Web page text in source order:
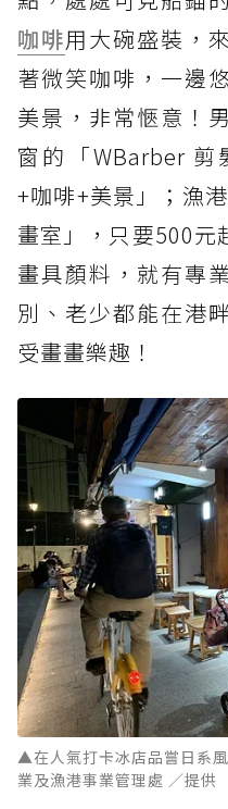
咖啡用大碗盛裝，
著微笑咖啡，一邊
美景，非常愜意！
窗的「WBarber
+咖啡+美景」；漁
畫室」，只要500元
畫具顏料，就有專
別、老少都能在港
受畫畫樂趣！
▲在人氣打卡冰店品嘗日系
業及漁港事業管理處 ／提供